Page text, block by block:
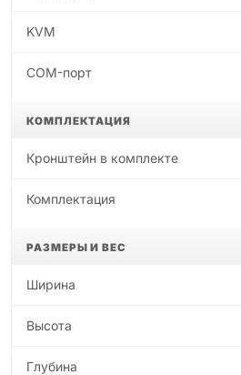
KVM
COM-порт
КОМПЛЕКТАЦИЯ
Кронштейн в комплекте
Комплектация
РАЗМЕРЫ И ВЕС
Ширина
Высота
Глубина